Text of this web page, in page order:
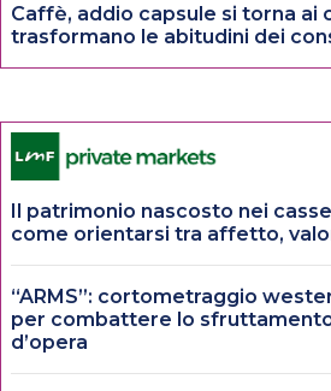
Caffè, addio capsule si torna ai
trasformano le abitudini dei
Il patrimonio nascosto nei
come orientarsi tra affetto,
“ARMS”: cortometraggio
per combattere lo
d’opera